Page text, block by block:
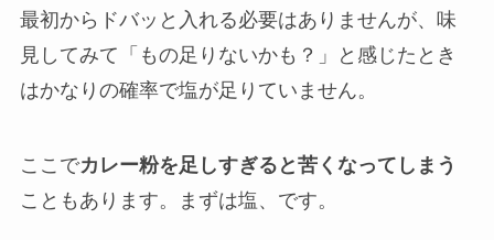
最初からドバッと入れる必要はありませんが、味
見してみて「もの足りないかも？」と感じたとき
はかなりの確率で塩が足りていません。
ここでカレー粉を足しすぎると苦くなってしまう
こともあります。まずは塩、です。